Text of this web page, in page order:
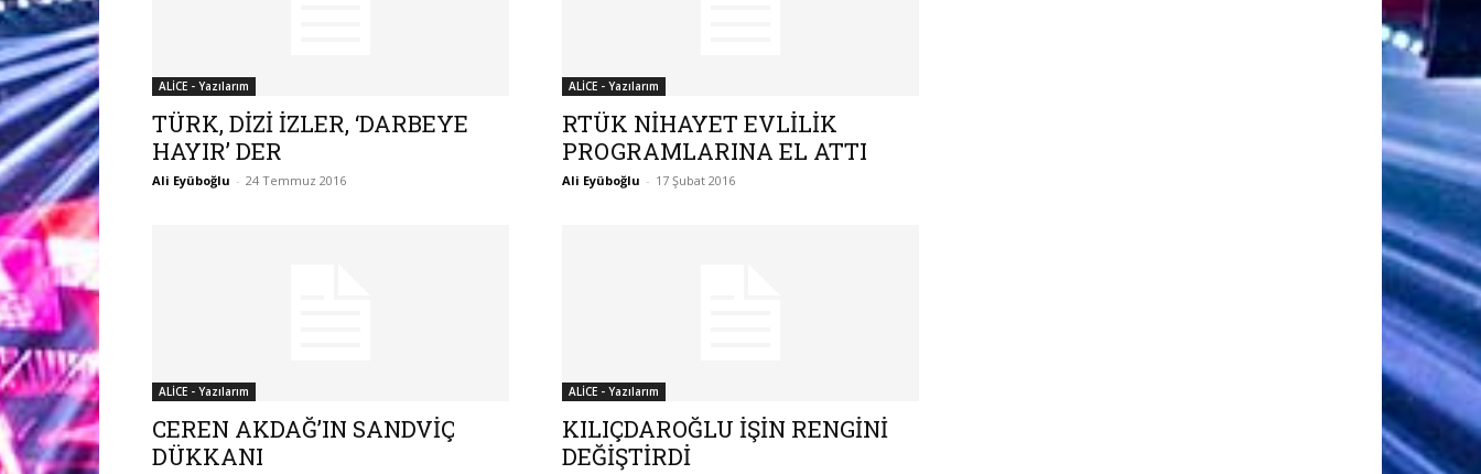
ALİCE - Yazılarım
TÜRK, DİZİ İZLER, ‘DARBEYE
HAYIR’ DER
Ali Eyüboğlu - 24 Temmuz 2016
ALİCE - Yazılarım
RTÜK NİHAYET EVLİLİK
PROGRAMLARINA EL ATTI
Ali Eyüboğlu - 17 Şubat 2016
ALİCE - Yazılarım
CEREN AKDAĞ’IN SANDVİÇ
DÜKKANI
ALİCE - Yazılarım
KILIÇDAROĞLU İŞİN RENGİNİ
DEĞİŞTİRDİ